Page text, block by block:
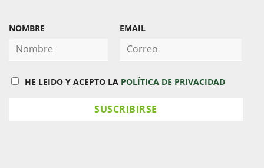
NOMBRE EMAIL
HE LEIDO Y ACEPTO LA POLÍTICA DE PRIVACIDAD